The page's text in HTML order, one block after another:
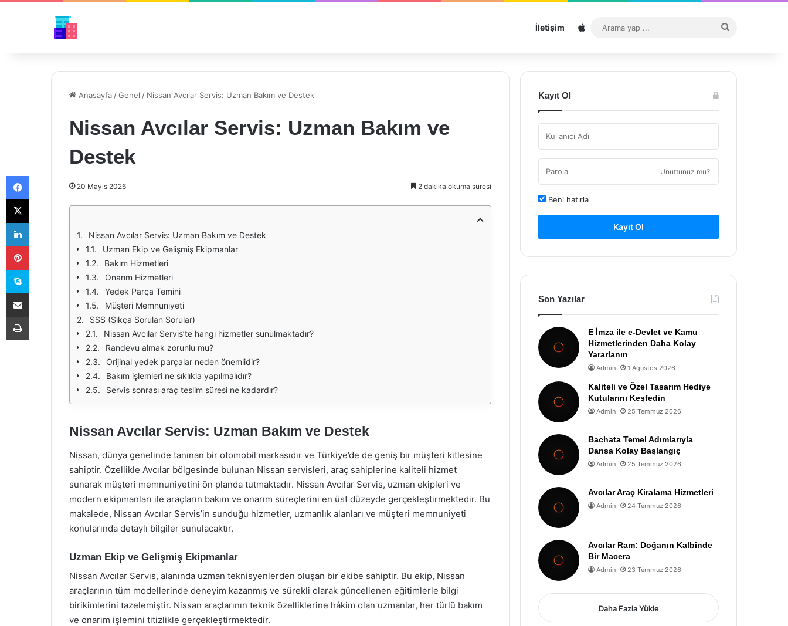
İletişim Sitemap
...
Anasayfa /Genel / Nissan Avcılar Servis: Uzman Bakım ve Destek
Nissan Avcılar Servis: Uzman Bakım ve
Destek
20 Mayıs 2026 2 dakika okuma süresi
Nissan Avcılar Servis: Uzman Bakım ve Destek
Uzman Ekip ve Gelişmiş Ekipmanlar
Bakım Hizmetleri
Onarım Hizmetleri
Yedek Parça Temini
Müşteri Memnuniyeti
SSS (Sıkça Sorulan Sorular)
Nissan Avcılar Servis’te hangi hizmetler sunulmaktadır?
Randevu almak zorunlu mu?
Orijinal yedek parçalar neden önemlidir?
Bakım işlemleri ne sıklıkla yapılmalıdır?
Servis sonrası araç teslim süresi ne kadardır?
Nissan Avcılar Servis: Uzman Bakım ve Destek
Nissan, dünya genelinde tanınan bir otomobil markasıdır ve Türkiye’de de geniş bir müşteri kitlesine
sahiptir. Özellikle Avcılar bölgesinde bulunan Nissan servisleri, araç sahiplerine kaliteli hizmet
sunarak müşteri memnuniyetini ön planda tutmaktadır. Nissan Avcılar Servis, uzman ekipleri ve
modern ekipmanları ile araçların bakım ve onarım süreçlerini en üst düzeyde gerçekleştirmektedir. Bu
makalede, Nissan Avcılar Servis’in sunduğu hizmetler, uzmanlık alanları ve müşteri memnuniyeti
konularında detaylı bilgiler sunulacaktır.
Uzman Ekip ve Gelişmiş Ekipmanlar
Nissan Avcılar Servis, alanında uzman teknisyenlerden oluşan bir ekibe sahiptir. Bu ekip, Nissan
araçlarının tüm modellerinde deneyim kazanmış ve sürekli olarak güncellenen eğitimlerle bilgi
birikimlerini tazelemiştir. Nissan araçlarının teknik özelliklerine hâkim olan uzmanlar, her türlü bakım
ve onarım işlemini titizlikle gerçekleştirmektedir.
Kayıt Ol
Unuttunuz mu?
Beni hatırla
Kayıt Ol
Son Yazılar
E İmza ile e-Devlet ve Kamu
Hizmetlerinden Daha Kolay
Yararlanın
Admin 1 Ağustos 2026
Kaliteli ve Özel Tasarım Hediye
Kutularını Keşfedin
Admin 25 Temmuz 2026
Bachata Temel Adımlarıyla
Dansa Kolay Başlangıç
Admin 25 Temmuz 2026
Avcılar Araç Kiralama Hizmetleri
Admin 24 Temmuz 2026
Avcılar Ram: Doğanın Kalbinde
Bir Macera
Admin 23 Temmuz 2026
Daha Fazla Yükle
Facebook
X
LinkedIn
Pinterest
Skype
E-Posta ile paylaş